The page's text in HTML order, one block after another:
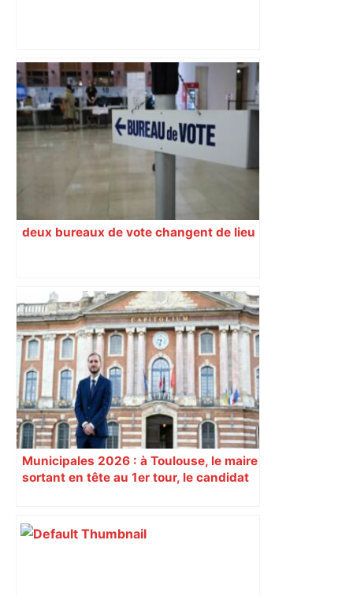
"C’est l’une des plus fortes
fréquentations du circuit" : Toulouse
est-elle la capitale du poker amateur –
ladepeche.fr
deux bureaux de vote changent de lieu
Municipales 2026 : à Toulouse, le maire
sortant en tête au 1er tour, le candidat